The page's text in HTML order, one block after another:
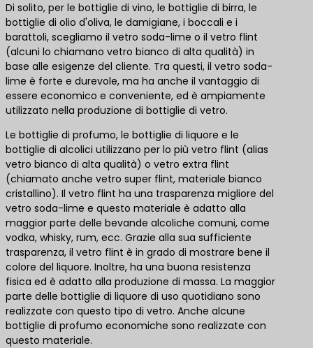
Di solito, per le bottiglie di vino, le bottiglie di birra, le
bottiglie di olio d'oliva, le damigiane, i boccali e i
barattoli, scegliamo il vetro soda-lime o il vetro flint
(alcuni lo chiamano vetro bianco di alta qualità) in
base alle esigenze del cliente. Tra questi, il vetro soda-
lime è forte e durevole, ma ha anche il vantaggio di
essere economico e conveniente, ed è ampiamente
utilizzato nella produzione di bottiglie di vetro.
Le bottiglie di profumo, le bottiglie di liquore e le
bottiglie di alcolici utilizzano per lo più vetro flint (alias
vetro bianco di alta qualità) o vetro extra flint
(chiamato anche vetro super flint, materiale bianco
cristallino). Il vetro flint ha una trasparenza migliore del
vetro soda-lime e questo materiale è adatto alla
maggior parte delle bevande alcoliche comuni, come
vodka, whisky, rum, ecc. Grazie alla sua sufficiente
trasparenza, il vetro flint è in grado di mostrare bene il
colore del liquore. Inoltre, ha una buona resistenza
fisica ed è adatto alla produzione di massa. La maggior
parte delle bottiglie di liquore di uso quotidiano sono
realizzate con questo tipo di vetro. Anche alcune
bottiglie di profumo economiche sono realizzate con
questo materiale.